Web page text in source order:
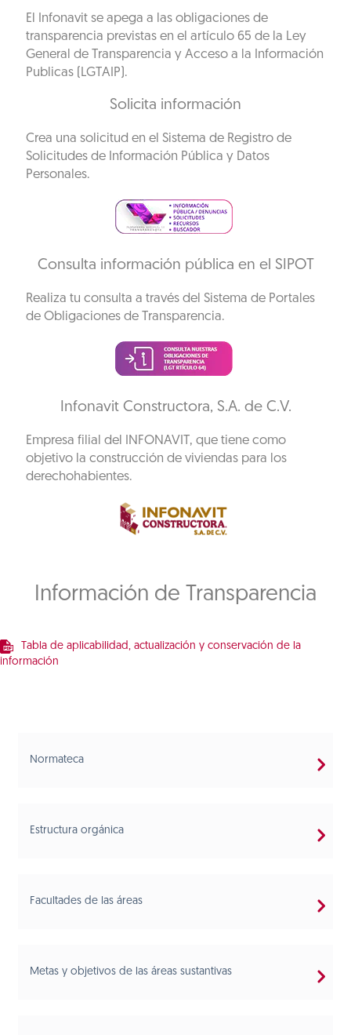
El Infonavit se apega a las obligaciones de
transparencia previstas en el artículo 65 de la Ley
General de Transparencia y Acceso a la Información
Publicas (LGTAIP).
Solicita información
Crea una solicitud en el Sistema de Registro de
Solicitudes de Información Pública y Datos
Personales.
Consulta información pública en el SIPOT
Realiza tu consulta a través del Sistema de Portales
de Obligaciones de Transparencia.
Infonavit Constructora, S.A. de C.V.
Empresa filial del INFONAVIT, que tiene como
objetivo la construcción de viviendas para los
derechohabientes.
Información de Transparencia
Tabla de aplicabilidad, actualización y conservación de la
información
Normateca
Estructura orgánica
Facultades de las áreas
Metas y objetivos de las áreas sustantivas